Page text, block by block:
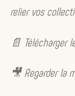
relier vos
📄 Télécharger
🎥 Regarder la